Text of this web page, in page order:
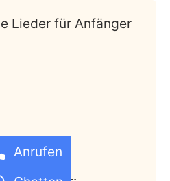
Anrufen